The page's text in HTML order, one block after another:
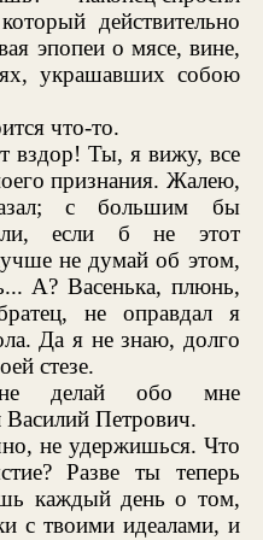
действительно
эпопеи о мясе, вине,
украшавших собою
что-то.
вздор! Ты, я вижу, все
признания. Жалею,
с большим бы
если б не этот
не думай об этом,
А? Васенька, плюнь,
не оправдал я
Да я не знаю, долго
стезе.
делай обо мне
Петрович.
не удержишься. Что
Разве ты теперь
каждый день о том,
с твоими идеалами, и